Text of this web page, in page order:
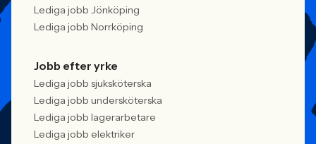
Lediga jobb Jönköping
Lediga jobb Norrköping
Jobb efter yrke
Lediga jobb sjuksköterska
Lediga jobb undersköterska
Lediga jobb lagerarbetare
Lediga jobb elektriker